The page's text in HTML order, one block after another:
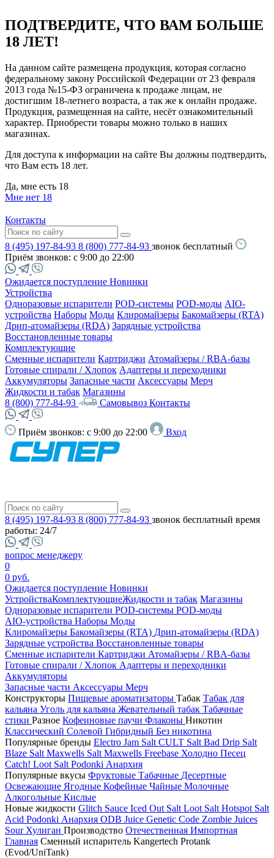
ПОДТВЕРДИТЕ, ЧТО ВАМ БОЛЬШЕ
18 ЛЕТ!
На данном сайте размещена продукция, которая согласно
федеральному закону Российской Федерации от 23 февраля
2013 года №15-ФЗ ограничена к продаже лицам, не
достигшим 18-летнего возраста, а так же к онлайн продаже.
Продукция, размещенная на сайте, несёт ознакомительный
характер. Приобрести товары можно только в наших
магазинах.
Для доступа к информации на сайте Вы должны подтвердить,
что Вам есть 18 лет.
Да, мне есть 18
Мне нет 18
Контакты
8 (495) 197-84-93 8 (800) 777-84-93 звонок бесплатный
Приём звонков: с 9:00 до 22:00
Ожидается поступление Новинки
Устройства
Одноразовые испарители POD-системы POD-моды AIO-
устройства Наборы Моды Клиромайзеры Бакомайзеры (RTA)
Дрип-атомайзеры (RDA) Зарядные устройства
Восстановленные товары
Комплектующие
Сменные испарители Картриджи Атомайзеры / RBA-базы
Готовые спирали / Хлопок Адаптеры и переходники
Аккумуляторы Запасные части Аксессуары Мерч
Жидкости и табак Магазины
8 (800) 777-84-93
Самовывоз Контакты
Приём звонков: с 9:00 до 22:00 Вход
8 (495) 197-84-93 8 (800) 777-84-93 звонок бесплатный время
работы: 24/7
вопрос менеджеру
0
0 руб.
Ожидается поступление Новинки
УстройстваКомплектующиеЖидкости и табак Магазины
Одноразовые испарители POD-системы POD-моды
AIO-устройства Наборы Моды
Клиромайзеры Бакомайзеры (RTA) Дрип-атомайзеры (RDA)
Зарядные устройства Восстановленные товары
Сменные испарители Картриджи Атомайзеры / RBA-базы
Готовые спирали / Хлопок Адаптеры и переходники
Аккумуляторы
Запасные части Аксессуары Мерч
Конструкторы Пищевые ароматизаторы Табак Табак для
кальяна Уголь для кальяна Жевательный табак Табачные
стики Разное Кофеиновые паучи Флаконы Никотин
Классический Солевой Гибридный Без никотина
Популярные бренды Electro Jam Salt CULT Salt Bad Drip Salt
Blaze Salt Maxwells Salt Maxwells Freebase Холодно Песец
Catch! Loot Salt Podonki Анархия
Популярные вкусы Фруктовые Табачные Десертные
Освежающие Ягодные Кофейные Чайные Молочные
Алкогольные Кислые
Новые жидкости Glitch Sauce Iced Out Salt Loot Salt Hotspot Salt
Acid Podonki Анархия ODB Juice Genetic Code Zombie Juices
Sour Хулиган Производство Отечественная Импортная
Главная Сменный испаритель Kangertech Protank
(Evod/UniTank)